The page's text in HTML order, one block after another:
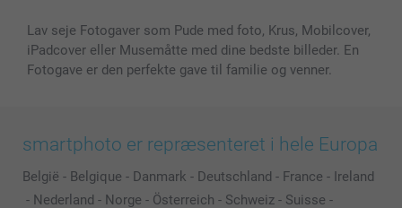
Lav seje Fotogaver som Pude med foto, Krus, Mobilcover,
iPadcover eller Musemåtte med dine bedste billeder. En
Fotogave er den perfekte gave til familie og venner.
smartphoto er repræsenteret i hele Europa
België - Belgique - Danmark - Deutschland - France - Ireland
- Nederland - Norge - Österreich - Schweiz - Suisse -